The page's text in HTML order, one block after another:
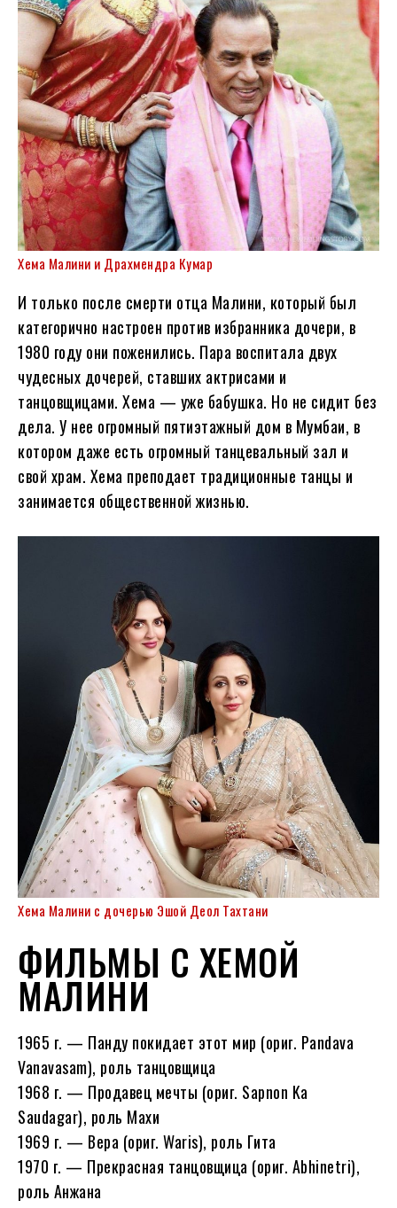
Хема Малини и Драхмендра Кумар
И только после смерти отца Малини, который был
категорично настроен против избранника дочери, в
1980 году они поженились. Пара воспитала двух
чудесных дочерей, ставших актрисами и
танцовщицами. Хема — уже бабушка. Но не сидит без
дела. У нее огромный пятиэтажный дом в Мумбаи, в
котором даже есть огромный танцевальный зал и
свой храм. Хема преподает традиционные танцы и
занимается общественной жизнью.
Хема Малини с дочерью Эшой Деол Тахтани
ФИЛЬМЫ С ХЕМОЙ
МАЛИНИ
1965 г. — Панду покидает этот мир (ориг. Pandava
Vanavasam), роль танцовщица
1968 г. — Продавец мечты (ориг. Sapnon Ka
Saudagar), роль Махи
1969 г. — Вера (ориг. Waris), роль Гита
1970 г. — Прекрасная танцовщица (ориг. Abhinetri),
роль Анжана